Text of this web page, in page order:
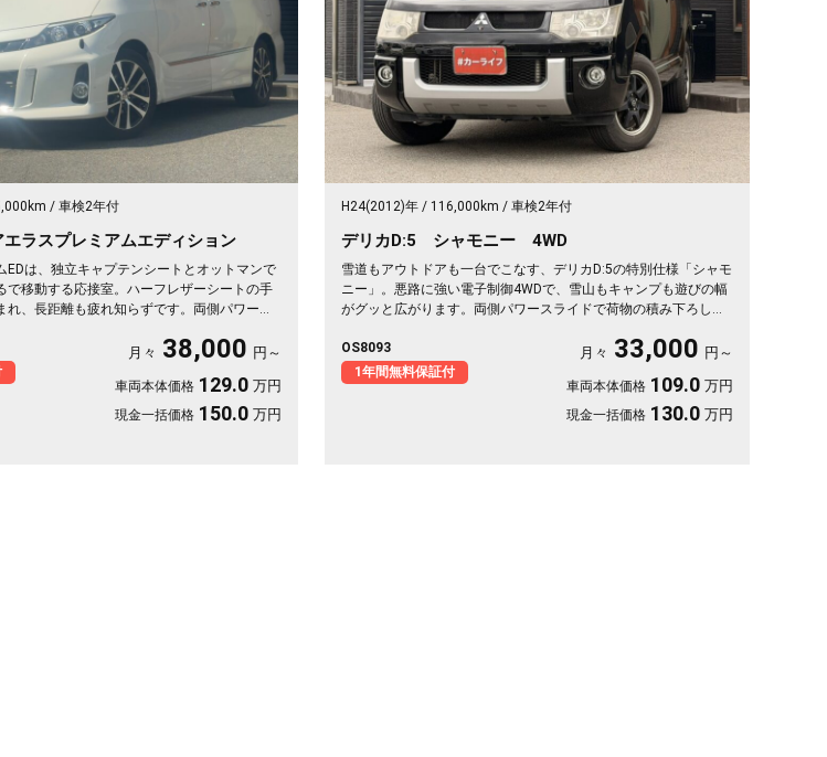
車検2年付
ラスプレミアムエディション
EDは、独立キャプテンシートとオットマンで
で移動する応接室。ハーフレザーシートの手
れ、長距離も疲れ知らずです。両側パワース
遠出やゴルフ仲間との旅もぐっと楽しく。パ
ィが週末を格上げしてくれます。心地よさで
》💺✨🚗🎵💎
月々 38,000 円～
車両本体価格 129.0 万円
現金一括価格 150.0 万円
H24(2012)年 116,000km 車検2年付
デリカD:5 シャモニー 4WD
雪道もアウトドアも一台でこなす、デリカD:5の特別仕様「シャモ
ニー」。悪路に強い電子制御4WDで、雪山もキャンプも遊びの幅
がグッと広がります。両側パワースライドで荷物の積み下ろしも
動も車内が退屈しません。ブラックボディに社外16インチが効い
た一台で、週末の遠出が待ち遠しくなりますよ。乗り込むほどに
頼れる相棒に💫🏔️🚗✌️《1年保証付》
OS8093
1年間無料保証付
月々 33,000 円～
車両本体価格 109.0 万円
現金一括価格 130.0 万円